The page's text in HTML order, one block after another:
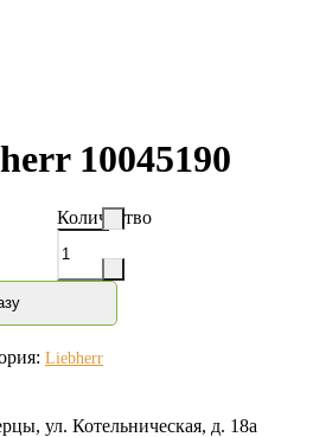
10045190
Количество
Liebherr
ул. Котельническая, д. 18а